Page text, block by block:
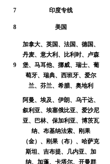
7 印度专线
8 美国
9
加拿大、英国、法国、德国、
丹麦、意大利、比利时、卢森
堡、马耳他、挪威、瑞士、葡
萄牙、瑞典、西班牙、爱尔
兰、芬兰、希腊、奥地利
阿曼、埃及、伊朗、乌干达、
叙利亚、埃塞俄比亚、爱沙尼
亚、巴林、保加利亚、博茨瓦
纳、布基纳法索、刚果
（金）、刚果（布）、哈萨克
斯坦、吉布提、几内亚、加
纳、加蓬、卡塔尔、开曼群